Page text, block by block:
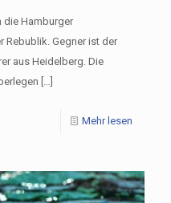
die Hamburger
Rebublik. Gegner ist der
aus Heidelberg. Die
Mehr lesen